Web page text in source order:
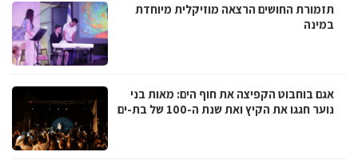
תזמורת החושים הרצאה מוזיקלית מיוחדת
במינה
אגם בוחבוט הקפיצה את חוף הים: מאות בני
נוער חגגו את הקיץ ואת שנת ה-100 של בת-ים